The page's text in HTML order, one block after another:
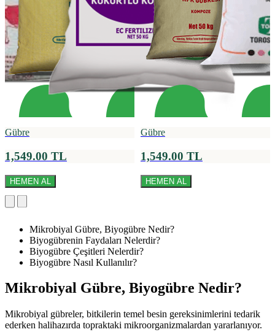
Gübre
1,549.00 TL
HEMEN AL
Gübre
1,549.00 TL
HEMEN AL
Mikrobiyal Gübre, Biyogübre Nedir?
Biyogübrenin Faydaları Nelerdir?
Biyogübre Çeşitleri Nelerdir?
Biyogübre Nasıl Kullanılır?
Mikrobiyal Gübre, Biyogübre Nedir?
Mikrobiyal gübreler, bitkilerin temel besin gereksinimlerini tedarik
ederken halihazırda topraktaki mikroorganizmalardan yararlanıyor.